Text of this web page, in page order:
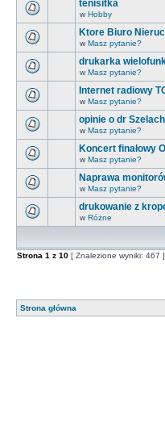
tenisitka
w Hobby
Ktore Biuro
w Masz pytanie?
drukarka
w Masz pytanie?
Internet radiowy
w Masz pytanie?
opinie o dr
w Masz pytanie?
Koncert finałowy
w Masz pytanie?
Naprawa
w Masz pytanie?
drukowanie z
w Różne
Strona 1 z 10 [ Znalezione wyniki: 467 ]
Strona główna